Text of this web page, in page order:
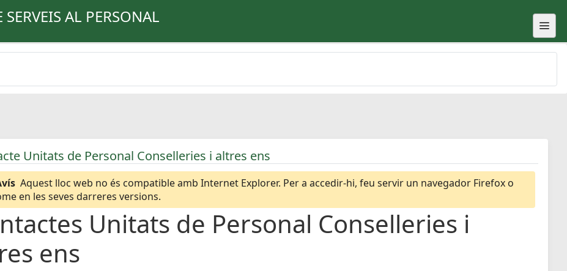
AL PERSONAL
Unitats de Personal Conselleries i altres ens
Aquest lloc web no és compatible amb Internet Explorer. Per a accedir-hi, feu servir un navegador Firefox o
en les seves darreres versions.
Unitats de Personal Conselleries i
ens